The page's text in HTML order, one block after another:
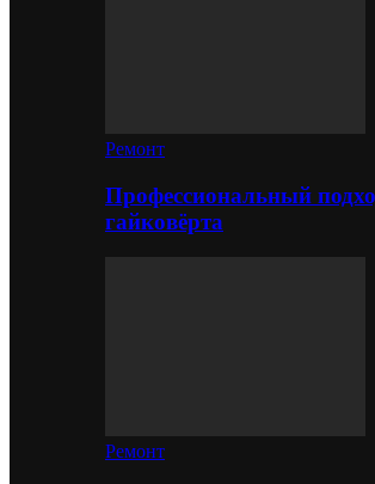
Ремонт
Профессиональный
гайковёрта
Ремонт